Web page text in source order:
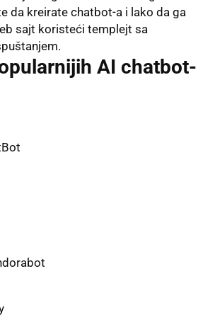
da kreirate chatbot-a i lako da ga
sajt koristeći templejt sa
AI chatbot-